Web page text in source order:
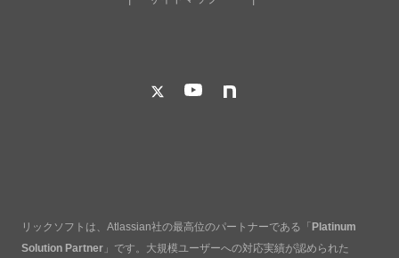
リックソフトは、Atlassian社の最高位のパートナーである「Platinum
Solution Partner 」です。大規模ユーザーへの対応実績が認められた